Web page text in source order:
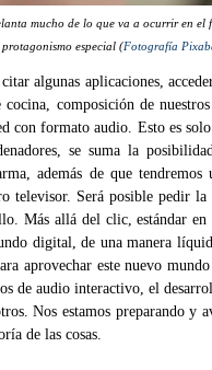
mucho de lo que va a ocurrir en
protagonismo especial (Fotografía
algunas aplicaciones,
cocina, composición de
con formato audio. Esto es
se suma la
además de que
televisor. Será posible pedir
Más allá del clic, estándar
digital, de una manera
aprovechar este nuevo
de audio interactivo, el
Nos estamos preparando y
de las cosas.